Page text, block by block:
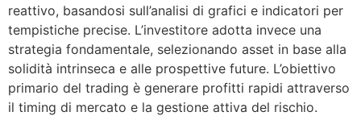
reattivo, basandosi sull’analisi di grafici e indicatori per
tempistiche precise. L’investitore adotta invece una
strategia fondamentale, selezionando asset in base alla
solidità intrinseca e alle prospettive future. L’obiettivo
primario del trading è generare profitti rapidi attraverso
il timing di mercato e la gestione attiva del rischio.